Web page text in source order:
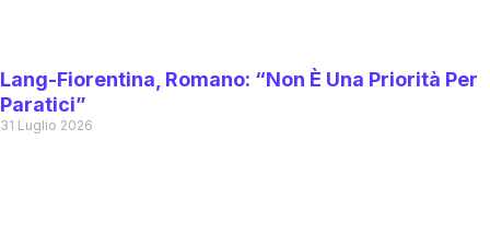
Lang-Fiorentina, Romano: “Non È Una Priorità Per
Paratici”
31 Luglio 2026